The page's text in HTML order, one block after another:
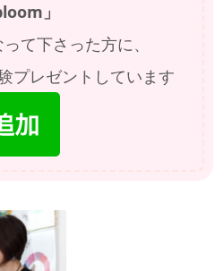
」
て下さった方に、
プレゼントしています